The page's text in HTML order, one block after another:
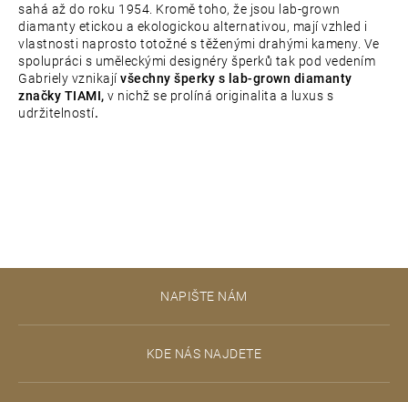
sahá až do roku 1954. Kromě toho, že jsou lab-grown
diamanty etickou a ekologickou alternativou, mají vzhled i
vlastnosti naprosto totožné s těženými drahými kameny. Ve
spolupráci s uměleckými designéry šperků tak pod vedením
Gabriely vznikají všechny šperky s lab-grown diamanty
značky TIAMI, v nichž se prolíná originalita a luxus s
udržitelností.
NAPIŠTE NÁM
KDE NÁS NAJDETE